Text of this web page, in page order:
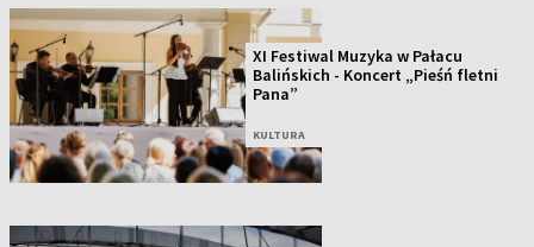
XI Festiwal Muzyka w Pałacu
Balińskich - Koncert „Pieśń fletni
Pana”
KULTURA